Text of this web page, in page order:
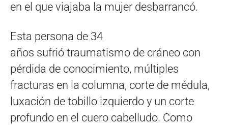
en el que viajaba la mujer desbarrancó.
Esta persona de 34
años sufrió traumatismo de cráneo con
pérdida de conocimiento, múltiples
fracturas en la columna, corte de médula,
luxación de tobillo izquierdo y un corte
profundo en el cuero cabelludo. Como